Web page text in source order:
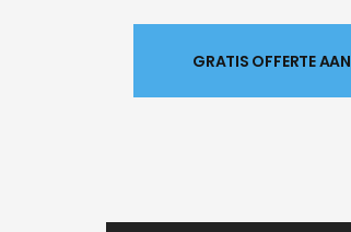
GRATIS OFFERTE